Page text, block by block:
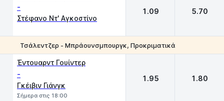
-
Στέφανο Ντ' Αγκοστίνο
1.09 5.70
Τσάλεντζερ - Μπράουνσμπουργκ, Προκριματικά
Έντουαρντ Γουίντερ
-
Γκέιβιν Γιάνγκ
Σήμερα στις 18:00
1.95 1.80